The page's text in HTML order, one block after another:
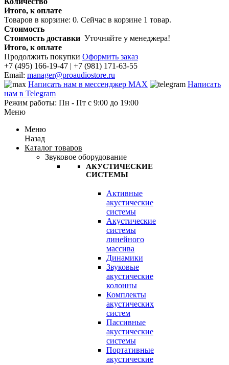
Итого, к оплате
Товаров в корзине: 0. Сейчас в корзине 1 товар.
Стоимость
Стоимость доставки Уточняйте у менеджера!
Итого, к оплате
Продолжить покупки Оформить заказ
+7 (495) 166-19-47 | +7 (981) 171-63-55
Email: manager@proaudiostore.ru
Написать нам в мессенджер MAX
Написать
нам в Telegram
Режим работы: Пн - Пт с 9:00 до 19:00
Меню
Меню
Назад
Каталог товаров
Звуковое оборудование
АКУСТИЧЕСКИЕ
СИСТЕМЫ
Активные
акустические
системы
Акустические
системы
линейного
массива
Динамики
Звуковые
акустические
колонны
Комплекты
акустических
систем
Пассивные
акустические
системы
Портативные
акустические